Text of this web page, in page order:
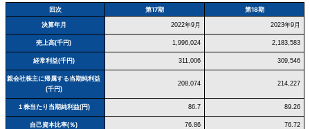
回次 第17期 第18期
決算年月 2022年9月 2023年9月
売上高(千円) 1,996,024 2,183,583
経常利益(千円) 311,006 309,546
親会社株主に帰属する当期純利益
(千円)
208,074 214,227
１株当たり当期純利益(円) 86.7 89.26
自己資本比率(％) 76.86 76.72